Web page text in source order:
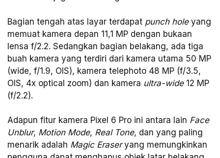
Bagian tengah atas layar terdapat punch holeyang
memuat kamera depan 11,1 MP dengan bukaan
lensa f/2.2. Sedangkan bagian belakang, ada tiga
buah kamera yang terdiri dari kamera utama 50 MP
(wide, f/1.9, OIS), kamera telephoto 48 MP (f/3.5,
OIS, 4x optical zoom) dan kamera ultra-wide12 MP
(f/2.2).
Adapun fitur kamera Pixel 6 Pro ini antara lain Face
Unblur, Motion Mode, Real Tone, dan yang paling
menarik adalah Magic Eraseryang memungkinkan